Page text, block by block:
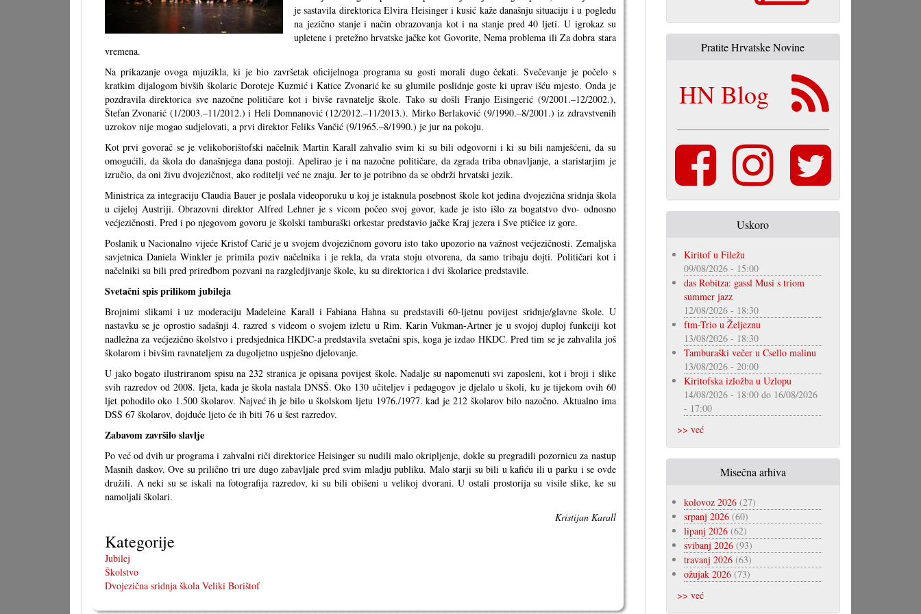
je sastavila direktorica Elvira Heisinger i kusić kaže današnju situaciju i u pogledu
na jezično stanje i način obrazovanja kot i na stanje pred 40 ljeti. U igrokaz su
upletene i pretežno hrvatske jačke kot Govorite, Nema problema ili Za dobra stara
vremena.
Na prikazanje ovoga mjuzikla, ki je bio završetak oficijelnoga programa su gosti morali dugo čekati. Svečevanje je počelo s
kratkim dijalogom bivših školaric Doroteje Kuzmić i Katice Zvonarić ke su glumile poslidnje goste ki uprav išću mjesto. Onda je
pozdravila direktorica sve nazočne političare kot i bivše ravnatelje škole. Tako su došli Franjo Eisingerić (9/2001.–12/2002.),
Štefan Zvonarić (1/2003.–11/2012.) i Heli Domnanović (12/2012.–11/2013.). Mirko Berlaković (9/1990.–8/2001.) iz zdravstvenih
uzrokov nije mogao sudjelovati, a prvi direktor Feliks Vančić (9/1965.–8/1990.) je jur na pokoju.
Kot prvi govorač se je velikoborištofski načelnik Martin Karall zahvalio svim ki su bili odgovorni i ki su bili namješćeni, da su
omogućili, da škola do današnjega dana postoji. Apelirao je i na nazočne političare, da zgrada triba obnavljanje, a staristarjim je
izručio, da oni živu dvojezičnost, ako roditelji već ne znaju. Jer to je potribno da se obdrži hrvatski jezik.
Ministrica za integraciju Claudia Bauer je poslala videoporuku u koj je istaknula posebnost škole kot jedina dvojezična sridnja škola
u cijeloj Austriji. Obrazovni direktor Alfred Lehner je s vicom počeo svoj govor, kade je isto išlo za bogatstvo dvo- odnosno
većjezičnosti. Pred i po njegovom govoru je školski tamburaški orkestar predstavio jačke Kraj jezera i Sve ptičice iz gore.
Poslanik u Nacionalno vijeće Kristof Carić je u svojem dvojezičnom govoru isto tako upozorio na važnost većjezičnosti. Zemaljska
savjetnica Daniela Winkler je primila poziv načelnika i je rekla, da vrata stoju otvorena, da samo tribaju dojti. Političari kot i
načelniki su bili pred priredbom pozvani na razgledjivanje škole, ku su direktorica i dvi školarice predstavile.
Svetačni spis prilikom jubileja
Brojnimi slikami i uz moderaciju Madeleine Karall i Fabiana Hahna su predstavili 60-ljetnu povijest sridnje/glavne škole. U
nastavku se je oprostio sadašnji 4. razred s videom o svojem izletu u Rim. Karin Vukman-Artner je u svojoj duploj funkciji kot
nadležna za većjezično školstvo i predsjednica HKDC-a predstavila svetačni spis, koga je izdao HKDC. Pred tim se je zahvalila još
školarom i bivšim ravnateljem za dugoljetno uspješno djelovanje.
U jako bogato ilustriranom spisu na 232 stranica je opisana povijest škole. Nadalje su napomenuti svi zaposleni, kot i broji i slike
svih razredov od 2008. ljeta, kada je škola nastala DNSŠ. Oko 130 učiteljev i pedagogov je djelalo u školi, ku je tijekom ovih 60
ljet pohodilo oko 1.500 školarov. Najveć ih je bilo u školskom ljetu 1976./1977. kad je 212 školarov bilo nazočno. Aktualno ima
DSŠ 67 školarov, dojduće ljeto će ih biti 76 u šest razredov.
Zabavom završilo slavlje
Po već od dvih ur programa i zahvalni riči direktorice Heisinger su nudili malo okripljenje, dokle su pregradili pozornicu za nastup
Masnih daskov. Ove su prilično tri ure dugo zabavljale pred svim mladju publiku. Malo starji su bili u kafiću ili u parku i se ovde
družili. A neki su se iskali na fotografija razredov, ki su bili obišeni u velikoj dvorani. U ostali prostorija su visile slike, ke su
namoljali školari.
Kristijan Karall
Kategorije
Jubilej
Školstvo
Dvojezična sridnja škola Veliki Borištof
Pratite Hrvatske Novine
HN Blog
Uskoro
Kiritof u Filežu
09/08/2026 - 15:00
das Robitza: gassl Musi s triom
summer jazz
12/08/2026 - 18:30
ftm-Trio u Željeznu
13/08/2026 - 18:30
Tamburaški večer u Csello malinu
13/08/2026 - 20:00
Kiritofska izložba u Uzlopu
14/08/2026 - 18:00do 16/08/2026
- 17:00
>> već
Misečna arhiva
kolovoz 2026(27)
srpanj 2026(60)
lipanj 2026(62)
svibanj 2026(93)
travanj 2026(63)
ožujak 2026(73)
>> već